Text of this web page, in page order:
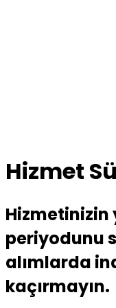
Hizmet
Hizmetinizin
periyodunu
alımlarda
kaçırmayın.